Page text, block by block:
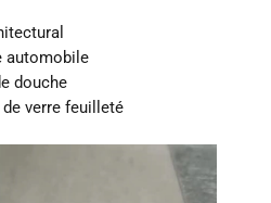
automobile
douche
de verre feuilleté